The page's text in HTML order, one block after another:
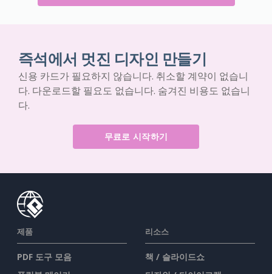
즉석에서 멋진 디자인 만들기
신용 카드가 필요하지 않습니다. 취소할 계약이 없습니
다. 다운로드할 필요도 없습니다. 숨겨진 비용도 없습니
다.
무료로 시작하기
제품
PDF 도구 모음
리소스
책 / 슬라이드쇼